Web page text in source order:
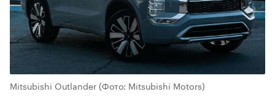
Mitsubishi Outlander(Фото: Mitsubishi Motors)